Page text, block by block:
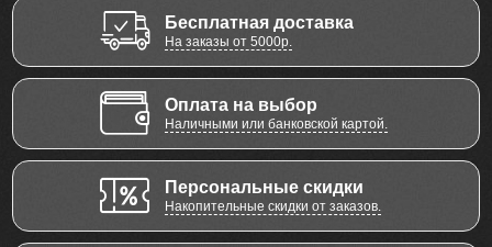
Бесплатная доставка
На заказы от 5000р.
Оплата на выбор
Наличными или банковской картой.
Персональные скидки
Накопительные скидки от заказов.